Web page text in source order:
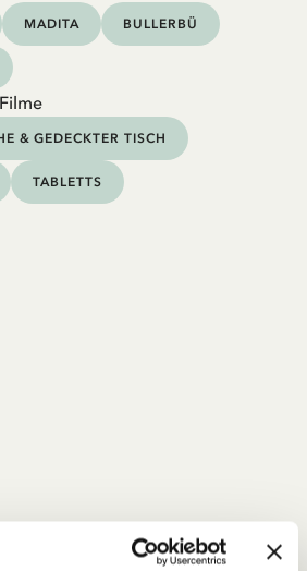
MADITA BULLERBÜ
& GEDECKTER TISCH
TABLETTS